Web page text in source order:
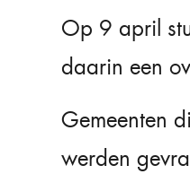
Op 9 april
daarin een
Gemeenten
werden